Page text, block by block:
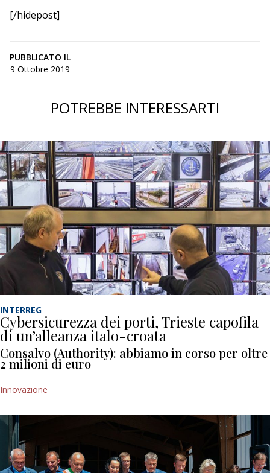
[/hidepost]
PUBBLICATO IL
9 Ottobre 2019
POTREBBE INTERESSARTI
INTERREG
Cybersicurezza dei porti, Trieste capofila
di un’alleanza italo-croata
Consalvo (Authority): abbiamo in corso per oltre
2 milioni di euro
Innovazione